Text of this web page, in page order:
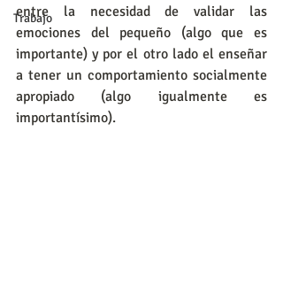
Trabajo
entre la necesidad de validar las
emociones del pequeño (algo que es
importante) y por el otro lado el enseñar
a tener un comportamiento socialmente
apropiado (algo igualmente es
importantísimo).